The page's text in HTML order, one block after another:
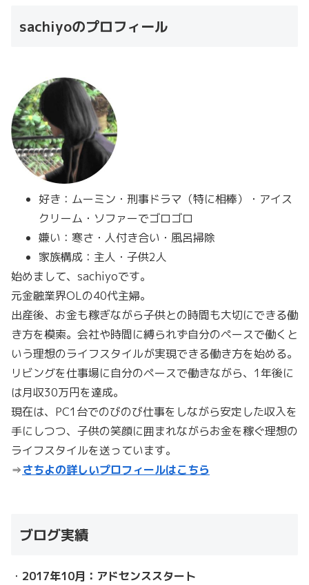
sachiyoのプロフィール
好き：ムーミン・刑事ドラマ（特に相棒）・アイス
クリーム・ソファーでゴロゴロ
嫌い：寒さ・人付き合い・風呂掃除
家族構成：主人・子供2人
始めまして、sachiyoです。
元金融業界OLの40代主婦。
出産後、お金も稼ぎながら子供との時間も大切にできる働
き方を模索。会社や時間に縛られず自分のペースで働くと
いう理想のライフスタイルが実現できる働き方を始める。
リビングを仕事場に自分のペースで働きながら、1年後に
は月収30万円を達成。
現在は、PC1台でのびのび仕事をしながら安定した収入を
手にしつつ、子供の笑顔に囲まれながらお金を稼ぐ理想の
ライフスタイルを送っています。
⇒さちよの詳しいプロフィールはこちら
ブログ実績
・ 2017年10月：アドセンススタート